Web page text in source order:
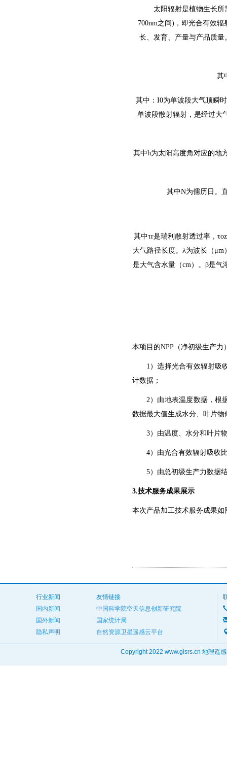
太阳辐射是植物生长
700nm之间)，即光合有效
长、发育、产量与产品质量
其
其中： I0为单波段大气顶瞬
单波段散射辐射，是经过大
其中h为太阳高度角对应的地
其中N为儒历日。
其中τr是瑞利散射透过率，
大气路径长度。λ为波长（
是大气含水量（cm）。β是
本项目的NPP（净初级生产力
1）选择光合有效辐射吸
计数据；
2）由地表温度数据，根
数据最大值生成水分、叶片
3）由温度、水分和叶片
4）由光合有效辐射吸收
5）由总初级生产力数据
3.技术服务成果展示
本次产品加工技术服务成果如
行业新闻
国内新闻
国外新闻
隐私声明
友情链接
中国科学院空天信息创新研究院
国家统计局
自然资源卫星遥感云平台
Copyright 2022 www.gisrs.cn 地理遥